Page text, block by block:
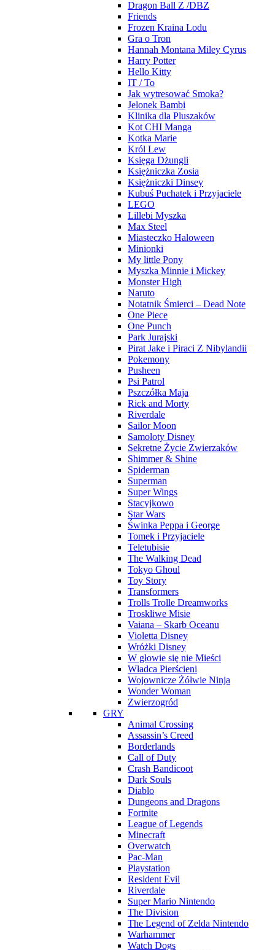
Dragon Ball Z /DBZ
Friends
Frozen Kraina Lodu
Gra o Tron
Hannah Montana Miley Cyrus
Harry Potter
Hello Kitty
IT / To
Jak wytresować Smoka?
Jelonek Bambi
Klinika dla Pluszaków
Kot CHI Manga
Kotka Marie
Król Lew
Księga Dżungli
Księżniczka Zosia
Księżniczki Dinsey
Kubuś Puchatek i Przyjaciele
LEGO
Lillebi Myszka
Max Steel
Miasteczko Haloween
Minionki
My little Pony
Myszka Minnie i Mickey
Monster High
Naruto
Notatnik Śmierci – Dead Note
One Piece
One Punch
Park Jurajski
Pirat Jake i Piraci Z Nibylandii
Pokemony
Pusheen
Psi Patrol
Pszczółka Maja
Rick and Morty
Riverdale
Sailor Moon
Samoloty Disney
Sekretne Życie Zwierzaków
Shimmer & Shine
Spiderman
Superman
Super Wings
Stacyjkowo
Star Wars
Świnka Peppa i George
Tomek i Przyjaciele
Teletubisie
The Walking Dead
Tokyo Ghoul
Toy Story
Transformers
Trolls Trolle Dreamworks
Troskliwe Misie
Vaiana – Skarb Oceanu
Violetta Disney
Wróżki Disney
W głowie się nie Mieści
Władca Pierścieni
Wojownicze Żółwie Ninja
Wonder Woman
Zwierzogród
GRY
Animal Crossing
Assassin’s Creed
Borderlands
Call of Duty
Crash Bandicoot
Dark Souls
Diablo
Dungeons and Dragons
Fortnite
League of Legends
Minecraft
Overwatch
Pac-Man
Playstation
Resident Evil
Riverdale
Super Mario Nintendo
The Division
The Legend of Zelda Nintendo
Warhammer
Watch Dogs